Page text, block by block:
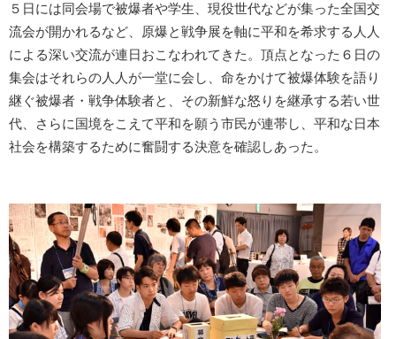
５日には同会場で被爆者や学生、現役世代などが集った全国交
流会が開かれるなど、原爆と戦争展を軸に平和を希求する人人
による深い交流が連日おこなわれてきた。頂点となった６日の
集会はそれらの人人が一堂に会し、命をかけて被爆体験を語り
継ぐ被爆者・戦争体験者と、その新鮮な怒りを継承する若い世
代、さらに国境をこえて平和を願う市民が連帯し、平和な日本
社会を構築するために奮闘する決意を確認しあった。